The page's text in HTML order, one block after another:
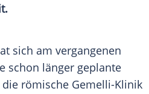
sich am vergangenen
schon länger geplante
römische Gemelli-Klinik